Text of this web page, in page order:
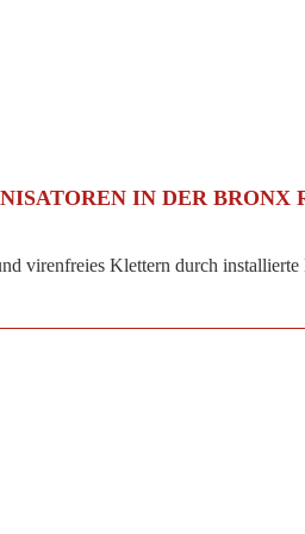
IN DER BRONX
virenfreies Klettern durch installierte